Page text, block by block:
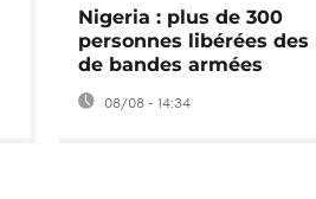
Nigeria : plus de 300
personnes libérées des
de bandes armées
08/08 - 14:34